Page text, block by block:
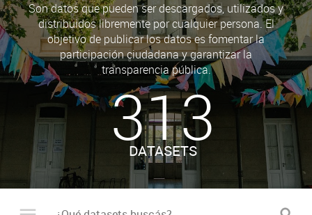
Son datos que pueden ser descargados, utilizados y
distribuidos libremente por cualquier persona. El
objetivo de publicar los datos es fomentar la
participación ciudadana y garantizar la
transparencia pública.
313
DATASETS